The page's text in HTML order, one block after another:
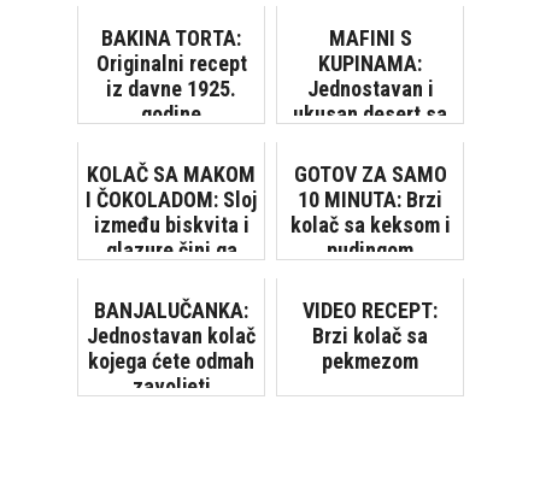
BAKINA TORTA:
Originalni recept
iz davne 1925.
godine
MAFINI S
KUPINAMA:
Jednostavan i
ukusan desert sa
KOLAČ SA MAKOM
I ČOKOLADOM: Sloj
između biskvita i
glazure čini ga
GOTOV ZA SAMO
10 MINUTA: Brzi
kolač sa keksom i
pudingom
BANJALUČANKA:
Jednostavan kolač
kojega ćete odmah
zavoljeti
VIDEO RECEPT:
Brzi kolač sa
pekmezom